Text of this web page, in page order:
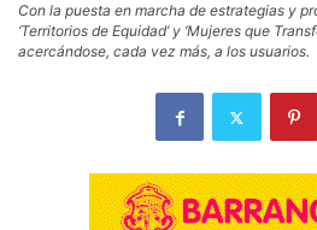
Con la puesta en marcha de estrategias y
‘Territorios de Equidad’ y ‘Mujeres que
acercándose, cada vez más, a los usuarios.